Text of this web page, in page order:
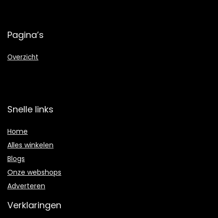
Pagina’s
Overzicht
Snelle links
Home
Alles winkelen
Blogs
Onze webshops
Adverteren
Verklaringen